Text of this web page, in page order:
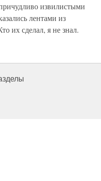
извилистыми
лентами из
их сделал, я не знал.